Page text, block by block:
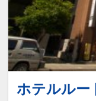
━━朝食の
北海道の「
め込んだ朝
【会場】ボ
【営業時間
ホテルルー